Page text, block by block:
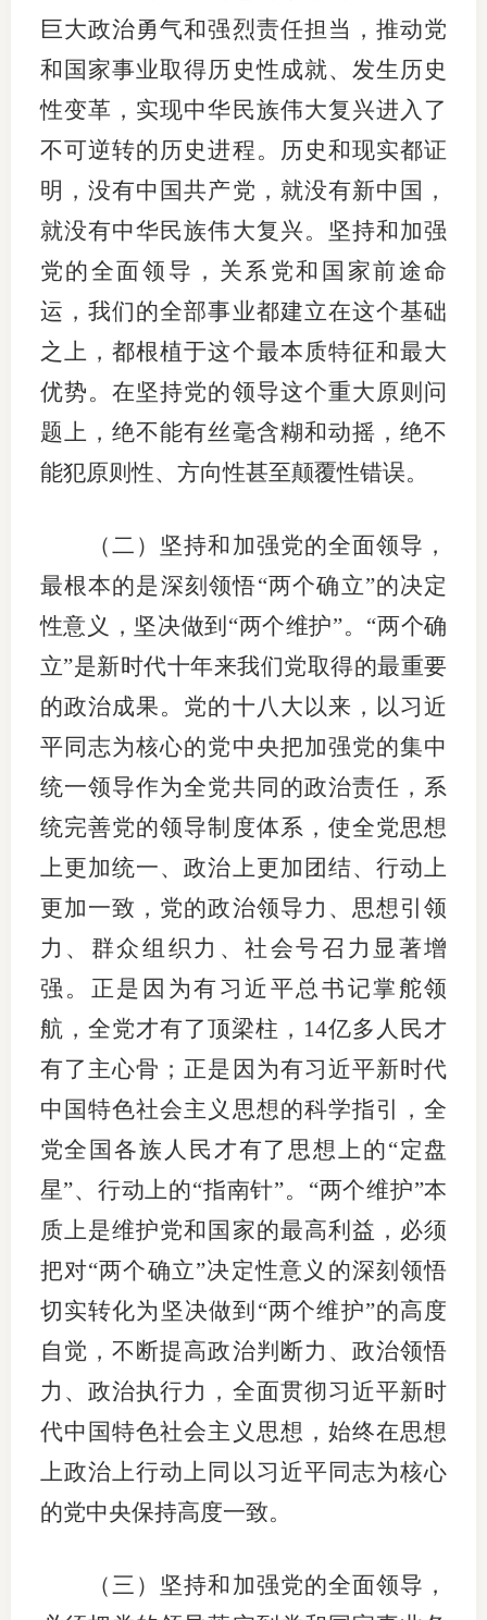
期货公
行业党
国际期
会员大
会员动
文化建
普法宣
国际交
行业要
媒体看
协会介
协会治
协会公
乡村振
联系我
协会采
廉政举
巨大政治勇气和强烈责任担当，推动党
和国家事业取得历史性成就、发生历史
性变革，实现中华民族伟大复兴进入了
不可逆转的历史进程。历史和现实都证
明，没有中国共产党，就没有新中国，
就没有中华民族伟大复兴。坚持和加强
党的全面领导，关系党和国家前途命
运，我们的全部事业都建立在这个基础
之上，都根植于这个最本质特征和最大
优势。在坚持党的领导这个重大原则问
题上，绝不能有丝毫含糊和动摇，绝不
能犯原则性、方向性甚至颠覆性错误。
（二）坚持和加强党的全面领导，
最根本的是深刻领悟“两个确立”的决定
性意义，坚决做到“两个维护”。“两个确
立”是新时代十年来我们党取得的最重要
的政治成果。党的十八大以来，以习近
平同志为核心的党中央把加强党的集中
统一领导作为全党共同的政治责任，系
统完善党的领导制度体系，使全党思想
上更加统一、政治上更加团结、行动上
更加一致，党的政治领导力、思想引领
力、群众组织力、社会号召力显著增
强。正是因为有习近平总书记掌舵领
航，全党才有了顶梁柱，14亿多人民才
有了主心骨；正是因为有习近平新时代
中国特色社会主义思想的科学指引，全
党全国各族人民才有了思想上的“定盘
星”、行动上的“指南针”。“两个维护”本
质上是维护党和国家的最高利益，必须
把对“两个确立”决定性意义的深刻领悟
切实转化为坚决做到“两个维护”的高度
自觉，不断提高政治判断力、政治领悟
力、政治执行力，全面贯彻习近平新时
代中国特色社会主义思想，始终在思想
上政治上行动上同以习近平同志为核心
的党中央保持高度一致。
（三）坚持和加强党的全面领导，